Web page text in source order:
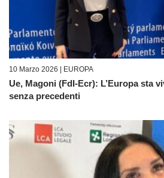
10 Marzo 2026 | EUROPA
Ue, Magoni (FdI-Ecr): L’Europa sta
senza precedenti